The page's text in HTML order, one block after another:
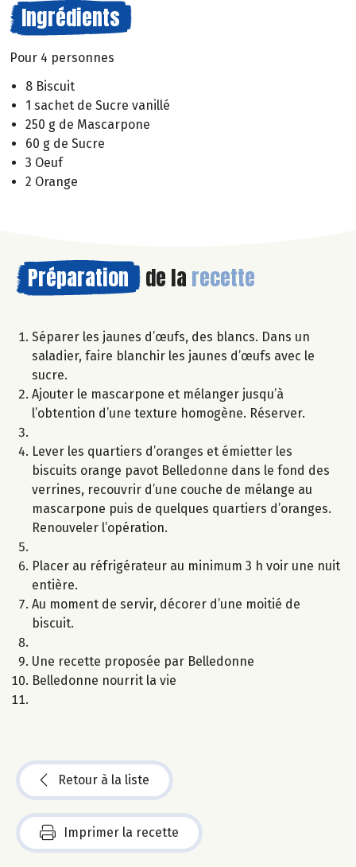
Ingrédients
Pour 4 personnes
8 Biscuit
1 sachet de Sucre vanillé
250 g de Mascarpone
60 g de Sucre
3 Oeuf
2 Orange
Préparation de la recette
Séparer les jaunes d’œufs, des blancs. Dans un
saladier, faire blanchir les jaunes d’œufs avec le
sucre.
Ajouter le mascarpone et mélanger jusqu’à
l’obtention d’une texture homogène. Réserver.
Lever les quartiers d’oranges et émietter les
biscuits orange pavot Belledonne dans le fond des
verrines, recouvrir d’une couche de mélange au
mascarpone puis de quelques quartiers d’oranges.
Renouveler l’opération.
Placer au réfrigérateur au minimum 3 h voir une nuit
entière.
Au moment de servir, décorer d’une moitié de
biscuit.
Une recette proposée par Belledonne
Belledonne nourrit la vie
Retour à la liste
Imprimer la recette